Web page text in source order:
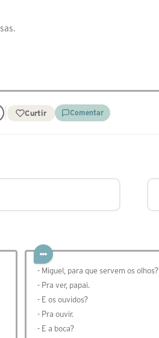
Curtir Comentar
- Miguel, para que servem os olhos?
- Pra ver, papai.
- E os ouvidos?
- Pra ouvir.
- E a boca?